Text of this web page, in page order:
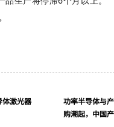
体激光器
功率半导体与
购潮起，中国